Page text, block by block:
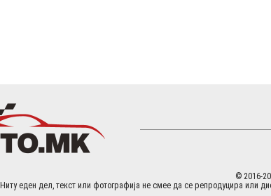
© 2016-
Ниту еден дел, текст или фотографија не смее да се репродуцира или